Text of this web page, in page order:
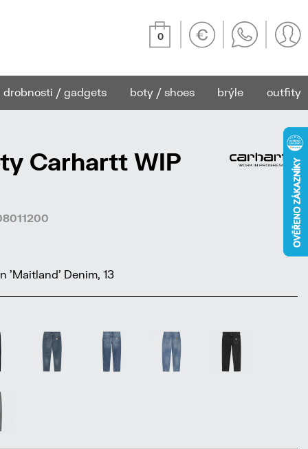
0
drobnosti / gadgets boty / shoes brýle outfity
Carhartt WIP
'Maitland' Denim, 13